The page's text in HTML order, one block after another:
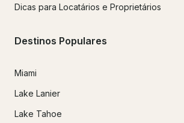
Dicas para Locatários e Proprietários
Destinos Populares
Miami
Lake Lanier
Lake Tahoe